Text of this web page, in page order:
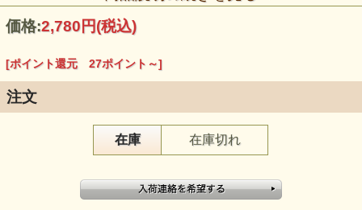
風水では最も基本的な守護アイテムのひとつ。
金運や貴人（自分に有益な人物）などの良い運気を招き、邪
●願いを後押しするレインボークオーツ
虹色に輝く丸玉を龍が抱えることで、願望達成の力を高める
といわれています。
ストラップとして身につけたり、願いにまつわる場所に飾る
ことで、常に良いエネルギーを身の側に。
●レインボークオーツ直径：約16mm
価格:2,780円(税込)
[ポイント還元 27ポイント～]
注文
在庫 在庫切れ